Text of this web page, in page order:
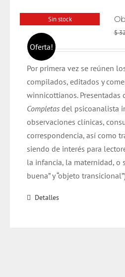
Sin stock
Oferta!
$
Por primera vez se reúnen
compilados, editados y
winnicottianos.
Completasdel psicoanalista
observaciones clínicas,
correspondencia, así como
siendo de interés para
la infancia, la maternidad, o
buena” y “objeto
Detalles